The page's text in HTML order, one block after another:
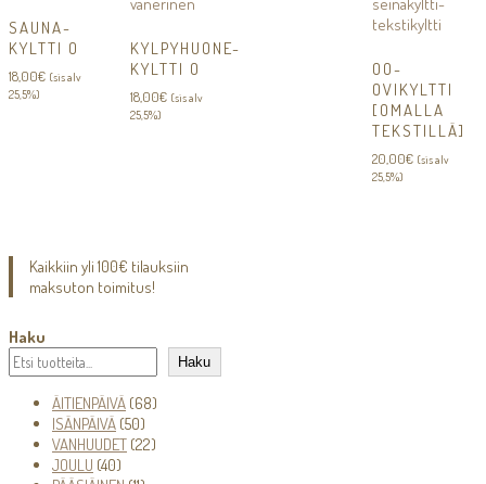
SAUNA-
KYLTTI O
18,00€ (sis alv
25,5%)
KYLPYHUONE-
KYLTTI O
18,00€ (sis alv
25,5%)
OO-
OVIKYLTTI
[OMALLA
TEKSTILLÄ]
20,00€ (sis alv
25,5%)
Kaikkiin yli 100€ tilauksiin
maksuton toimitus!
Haku
Haku
ÄITIENPÄIVÄ 6868
ISÄNPÄIVÄ 5050
tuotetta
VANHUUDET 2222
JOULU 4040